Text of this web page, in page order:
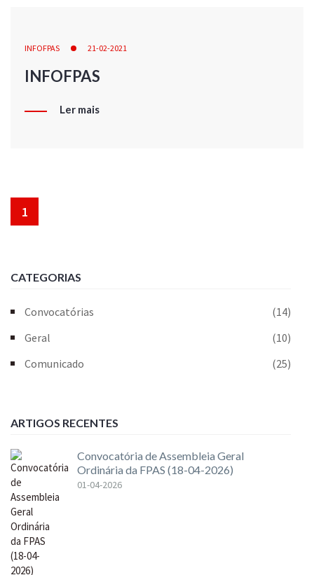
INFOFPAS 21-02-2021
INFOFPAS
Ler mais
1
CATEGORIAS
Convocatórias
(14)
Geral
(10)
Comunicado
(25)
ARTIGOS RECENTES
Convocatória de Assembleia Geral
Ordinária da FPAS (18-04-2026)
01-04-2026